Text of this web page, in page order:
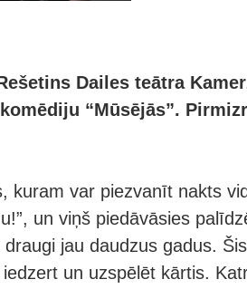
Dailes teātra
“Mūsējās”.
kuram var piezvanīt nakts
un viņš piedāvāsies
jau daudzus gadus.
un uzspēlēt kārtis.